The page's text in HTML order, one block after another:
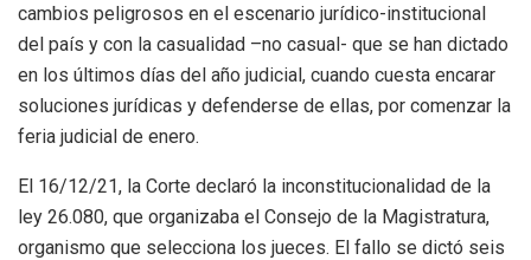
cambios peligrosos en el escenario jurídico-institucional
del país y con la casualidad –no casual- que se han dictado
en los últimos días del año judicial, cuando cuesta encarar
soluciones jurídicas y defenderse de ellas, por comenzar la
feria judicial de enero.
El 16/12/21, la Corte declaró la inconstitucionalidad de la
ley 26.080, que organizaba el Consejo de la Magistratura,
organismo que selecciona los jueces. El fallo se dictó seis